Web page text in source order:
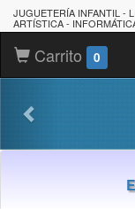
JUGUETERÍA INFANTIL -
ARTÍSTICA -
Carrito 0